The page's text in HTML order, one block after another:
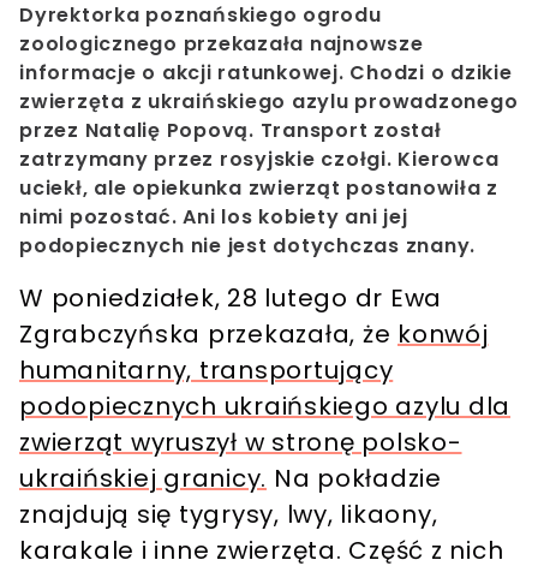
Dyrektorka poznańskiego ogrodu
zoologicznego przekazała najnowsze
informacje o akcji ratunkowej. Chodzi o dzikie
zwierzęta z ukraińskiego azylu prowadzonego
przez Natalię Popovą. Transport został
zatrzymany przez rosyjskie czołgi. Kierowca
uciekł, ale opiekunka zwierząt postanowiła z
nimi pozostać. Ani los kobiety ani jej
podopiecznych nie jest dotychczas znany.
W poniedziałek, 28 lutego dr Ewa
Zgrabczyńska przekazała, że konwój
humanitarny, transportujący
podopiecznych ukraińskiego azylu dla
zwierząt wyruszył w stronę polsko-
ukraińskiej granicy. Na pokładzie
znajdują się tygrysy, lwy, likaony,
karakale i inne zwierzęta. Część z nich